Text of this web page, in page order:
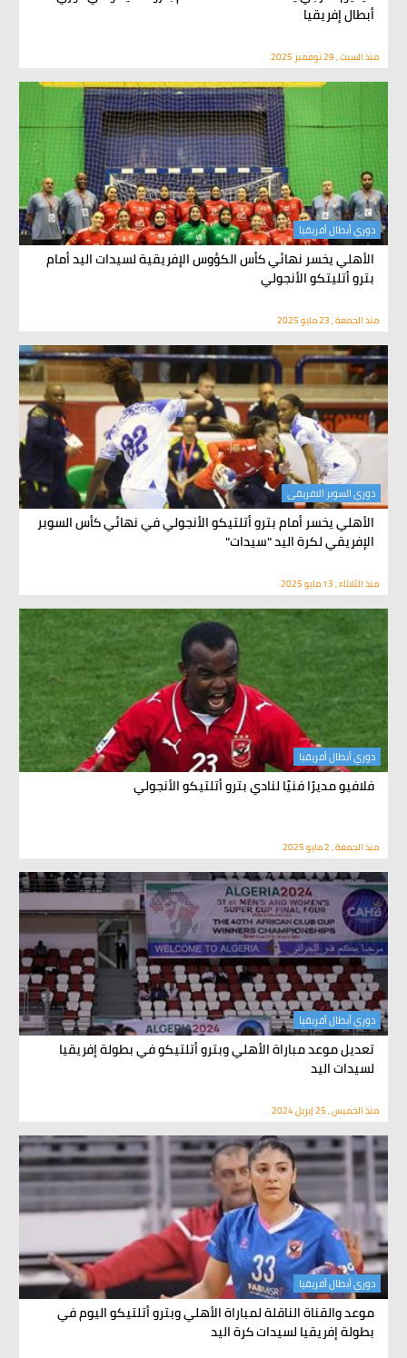
أبطال إفريقيا
منذ السبت , 29 نوفمبر 2025
الأهلي يخسر نهائي كأس الكؤوس الإفريقية لسيدات اليد أمام
بترو أتليتكو الأنجولي
دوري أبطال أفريقيا
منذ الجمعة , 23 مايو 2025
الأهلي يخسر أمام بترو أتلتيكو الأنجولي في نهائي كأس السوبر
الإفريقي لكرة اليد "سيدات"
دوري السوبر الافريقى
منذ الثلاثاء , 13 مايو 2025
فلافيو مديرًا فنيًا لنادي بترو أتلتيكو الأنجولي
دوري أبطال أفريقيا
منذ الجمعة , 2 مايو 2025
تعديل موعد مباراة الأهلي وبترو أتلتيكو في بطولة إفريقيا
لسيدات اليد
دوري أبطال أفريقيا
منذ الخميس , 25 إبريل 2024
موعد والقناة الناقلة لمباراة الأهلي وبترو أتلتيكو اليوم في
بطولة إفريقيا لسيدات كرة اليد
دوري أبطال أفريقيا